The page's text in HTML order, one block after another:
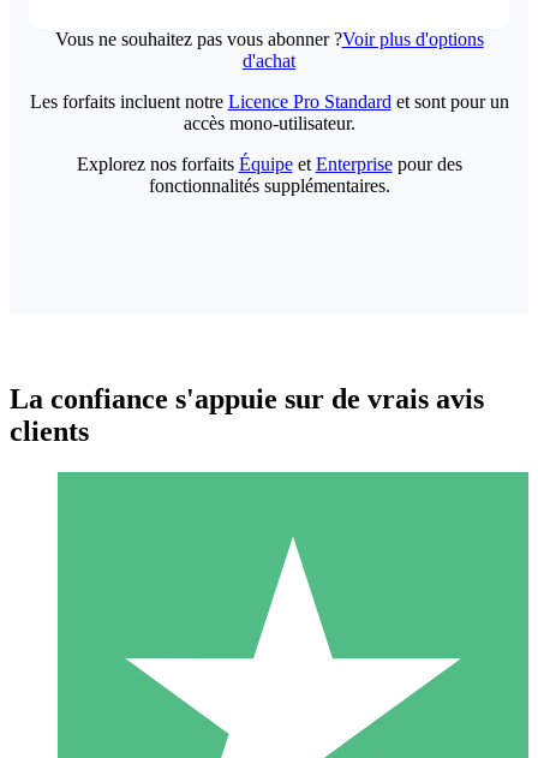
Vous ne souhaitez pas vous abonner ?Voir plus d'options
d'achat
Packs de Crédits Individuels
Payez à l'utilisation avec des crédits de téléchargement. Sans
1 Téléchargement
Les forfaits incluent notre Licence Pro Standard et sont pour un
accès mono-utilisateur.
Explorez nos forfaits Équipeet Enterprisepour des
fonctionnalités supplémentaires.
La confiance s'appuie sur de vrais avis
clients